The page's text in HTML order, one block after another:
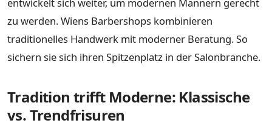
zu werden. Wiens Barbershops kombinieren
traditionelles Handwerk mit moderner Beratung. So
sichern sie sich ihren Spitzenplatz in der Salonbranche.
Tradition trifft Moderne: Klassische
vs. Trendfrisuren